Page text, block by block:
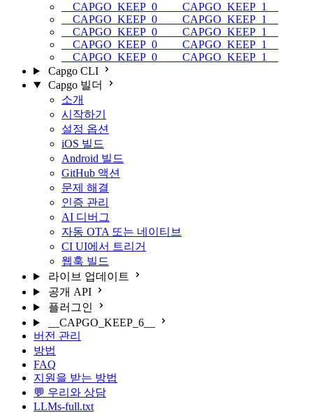
__CAPGO_KEEP_0__ __CAPGO_KEEP_1__
__CAPGO_KEEP_0__ __CAPGO_KEEP_1__
__CAPGO_KEEP_0__ __CAPGO_KEEP_1__
__CAPGO_KEEP_0__ __CAPGO_KEEP_1__
__CAPGO_KEEP_0__ __CAPGO_KEEP_1__
Capgo CLI
Capgo 빌더
소개
시작하기
설정 옵션
iOS 빌드
Android 빌드
GitHub 액션
문제 해결
인증 관리
AI 디버그
자동 OTA 또는 네이티브
CI UI에서 트리거
웹훅 빌드
라이브 업데이트
공개 API
플러그인
__CAPGO_KEEP_6__
버전 관리
방법
FAQ
지원을 받는 방법
💬 우리와 상담
LLMs-full.txt